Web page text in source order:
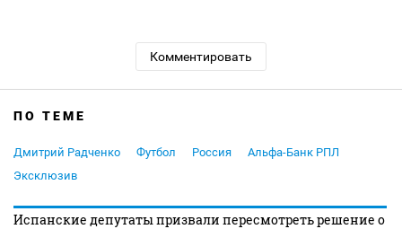
Комментировать
ПО ТЕМЕ
Дмитрий Радченко Футбол Россия
Альфа-Банк РПЛ
Эксклюзив
Испанские депутаты призвали пересмотреть решение о